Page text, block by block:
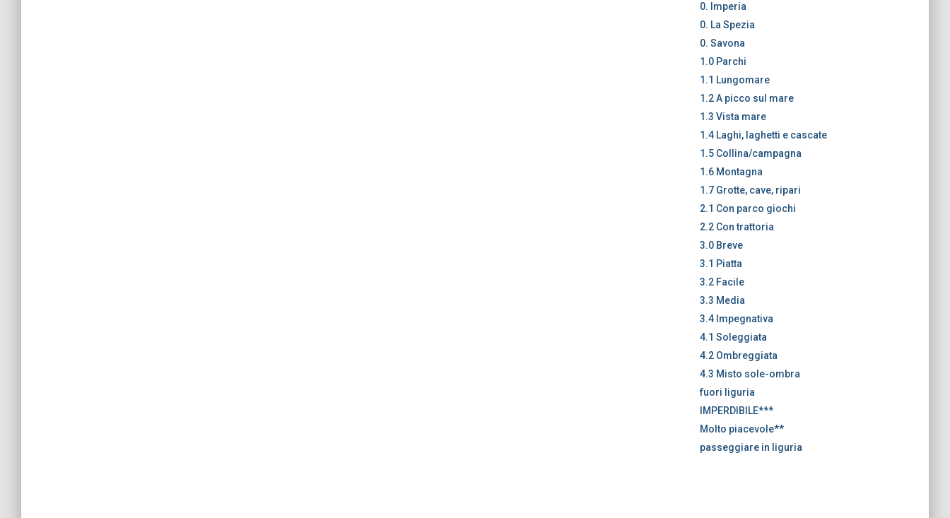
0. Imperia
0. La Spezia
0. Savona
1.0 Parchi
1.1 Lungomare
1.2 A picco sul mare
1.3 Vista mare
1.4 Laghi, laghetti e cascate
1.5 Collina/campagna
1.6 Montagna
1.7 Grotte, cave, ripari
2.1 Con parco giochi
2.2 Con trattoria
3.0 Breve
3.1 Piatta
3.2 Facile
3.3 Media
3.4 Impegnativa
4.1 Soleggiata
4.2 Ombreggiata
4.3 Misto sole-ombra
fuori liguria
IMPERDIBILE***
Molto piacevole**
passeggiare in liguria